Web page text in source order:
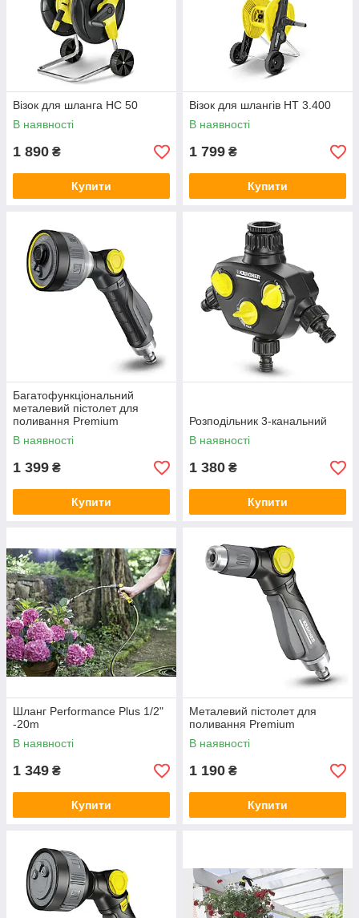
Візок для шланга НС 50
В наявності
1 890 ₴
Купити
Візок для шлангів HT 3.400
В наявності
1 799 ₴
Купити
Багатофункціональний
металевий пістолет для
поливання Premium
В наявності
1 399 ₴
Купити
Розподільник 3-канальний
В наявності
1 380 ₴
Купити
Шланг Performance Plus 1/2"
-20m
В наявності
1 349 ₴
Купити
Металевий пістолет для
поливання Premium
В наявності
1 190 ₴
Купити